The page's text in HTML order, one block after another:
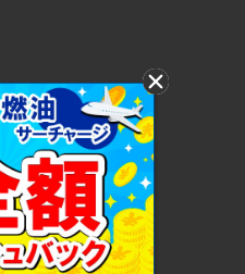
Entertainment, Inc.